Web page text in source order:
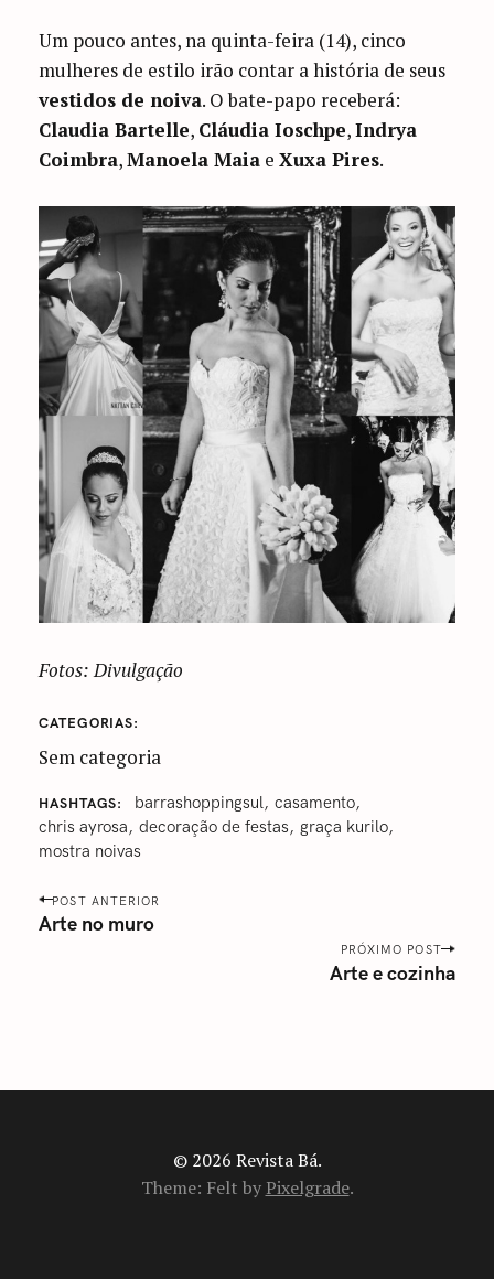
Um pouco antes, na quinta-feira (14), cinco
mulheres de estilo irão contar a história de seus
vestidos de noiva. O bate-papo receberá:
Claudia Bartelle, Cláudia Ioschpe,Indrya
Coimbra,Manoela Maia eXuxa Pires.
Fotos: Divulgação
CATEGORIAS
Sem categoria
HASHTAGS ‪barrashoppingsul‬ casamento
chris ayrosa
decoração de festas
graça kurilo
mostra noivas
P
o
POST ANTERIOR
Arte no muro
PRÓXIMO POST
Arte e cozinha
© 2026 Revista Bá.
Theme: Felt by Pixelgrade.